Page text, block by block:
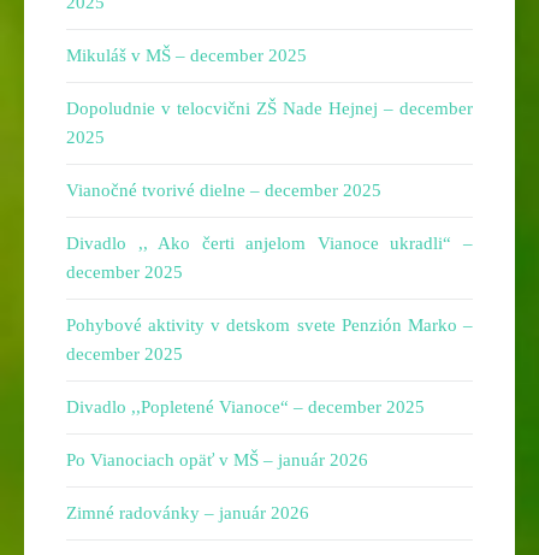
Mikuláš v MŠ – december 2025
Dopoludnie v telocvični ZŠ Nade Hejnej – december
2025
Vianočné tvorivé dielne – december 2025
Divadlo ,, Ako čerti anjelom Vianoce ukradli“ –
december 2025
Pohybové aktivity v detskom svete Penzión Marko –
december 2025
Divadlo ,,Popletené Vianoce“ – december 2025
Po Vianociach opäť v MŠ – január 2026
Zimné radovánky – január 2026